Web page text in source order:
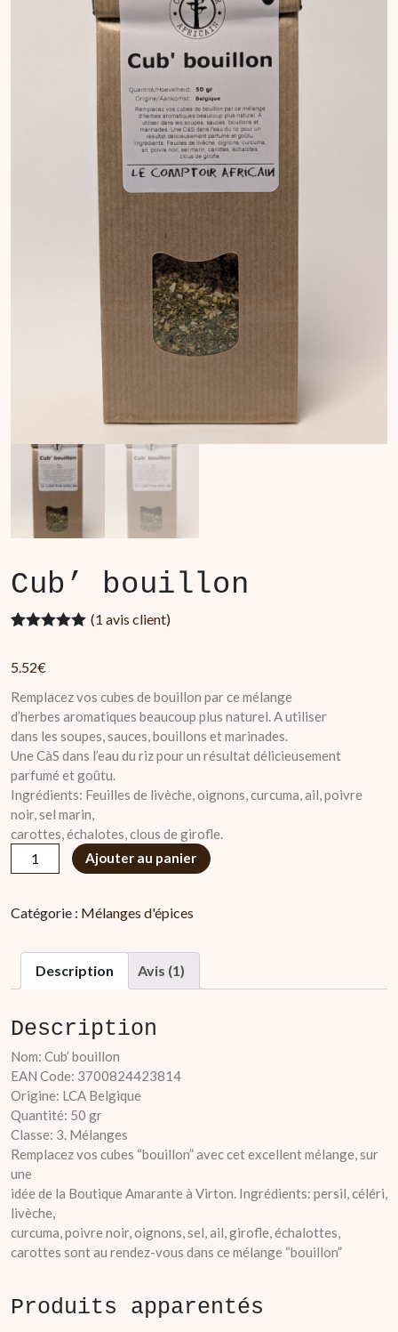
Cub’ bouillon
surnotation
(1 avis client)
5.52€
Remplacez vos cubes de bouillon par ce mélange
d’herbes aromatiques beaucoup plus naturel. A utiliser
dans les soupes, sauces, bouillons et marinades.
Une CàS dans l’eau du riz pour un résultat délicieusement
parfumé et goûtu.
Ingrédients: Feuilles de livèche, oignons, curcuma, ail, poivre
noir, sel marin,
carottes, échalotes, clous de girofle.
quantité
de
bouillon
Ajouter au panier
Catégorie : Mélanges d'épices
Description Avis (1)
Description
Nom: Cub’ bouillon
EAN Code: 3700824423814
Origine: LCA Belgique
Quantité: 50 gr
Classe: 3. Mélanges
Remplacez vos cubes “bouillon” avec cet excellent mélange, sur
une
idée de la Boutique Amarante à Virton. Ingrédients: persil, céléri,
livèche,
curcuma, poivre noir, oignons, sel, ail, girofle, échalottes,
carottes sont au rendez-vous dans ce mélange “bouillon”
Produits apparentés